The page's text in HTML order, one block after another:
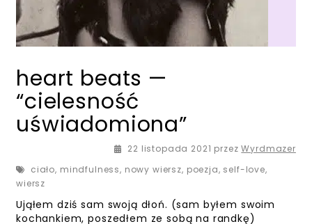
heart beats —
“cielesność
uświadomiona”
22 listopada 2021 przezWyrdmazer
ciało, mindfulness, nowy wiersz, poezja, self-love,
wiersz
Ująłem dziś sam swoją dłoń. (sam byłem swoim
kochankiem, poszedłem ze sobą na randkę)